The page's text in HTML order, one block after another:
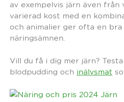
av exempelvis järn även från
varierad kost med en
och animalier ger ofta en
näringsämnen.
Vill du få i dig mer järn?
blodpudding och inälvsmat